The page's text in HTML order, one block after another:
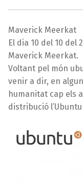
Maverick Meerkat
El dia 10 del 10 del
Maverick Meerkat.
Voltant pel món
venir a dir, en
humanitat cap els
distribució l’Ubuntu